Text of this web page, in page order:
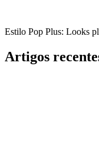
Estilo Pop Plus: Looks
Artigos